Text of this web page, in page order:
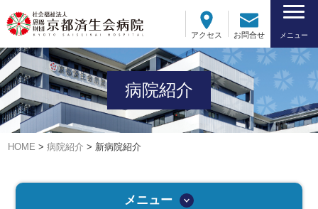
アクセス お問合せ メニュー
病院紹介
HOME >病院紹介 > 新病院紹介
メニュー